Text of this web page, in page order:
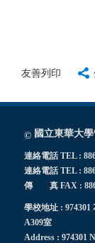
友善列印
© 國立東華大
連絡電話 TEL :
連絡電話 TEL :
傳 真 FAX : 886-
學校地址 :
A309室
Address : 974301